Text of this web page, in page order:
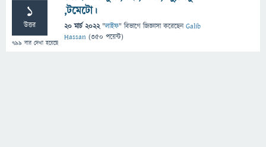
1
উত্তর
799 বার দেখা হয়েছে
,টমেটো।
20 মার্চ 2022 "লাইফ" বিভাগে জিজ্ঞাসাকরেছেনGalib
Hassan (350 পয়েন্ট)